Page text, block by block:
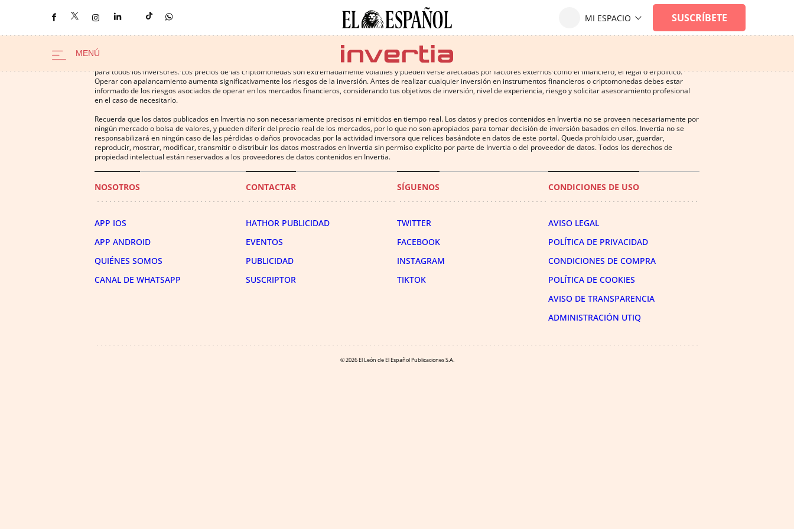
Operar con instrumentos financieros o criptomonedas conlleva altos riesgos, incluyendo la pérdida de parte o la totalidad de la inversión, y puede ser una actividad no recomendada
para todos los inversores. Los precios de las criptomonedas son extremadamente volátiles y pueden verse afectadas por factores externos como el financiero, el legal o el político.
Operar con apalancamiento aumenta significativamente los riesgos de la inversión. Antes de realizar cualquier inversión en instrumentos financieros o criptomonedas debes estar
informado de los riesgos asociados de operar en los mercados financieros, considerando tus objetivos de inversión, nivel de experiencia, riesgo y solicitar asesoramiento profesional
en el caso de necesitarlo.
Recuerda que los datos publicados en Invertia no son necesariamente precisos ni emitidos en tiempo real. Los datos y precios contenidos en Invertia no se proveen necesariamente por
ningún mercado o bolsa de valores, y pueden diferir del precio real de los mercados, por lo que no son apropiados para tomar decisión de inversión basados en ellos. Invertia no se
responsabilizará en ningún caso de las pérdidas o daños provocadas por la actividad inversora que relices basándote en datos de este portal. Queda prohibido usar, guardar,
reproducir, mostrar, modificar, transmitir o distribuir los datos mostrados en Invertia sin permiso explícito por parte de Invertia o del proveedor de datos. Todos los derechos de
propiedad intelectual están reservados a los proveedores de datos contenidos en Invertia.
NOSOTROS
APP IOS
APP ANDROID
QUIÉNES SOMOS
CANAL DE WHATSAPP
CONTACTAR
HATHOR PUBLICIDAD
EVENTOS
PUBLICIDAD
SUSCRIPTOR
SÍGUENOS
TWITTER
FACEBOOK
INSTAGRAM
TIKTOK
CONDICIONES DE USO
AVISO LEGAL
POLÍTICA DE PRIVACIDAD
CONDICIONES DE COMPRA
POLÍTICA DE COOKIES
AVISO DE TRANSPARENCIA
ADMINISTRACIÓN UTIQ
© 2026 El León de El Español Publicaciones S.A.